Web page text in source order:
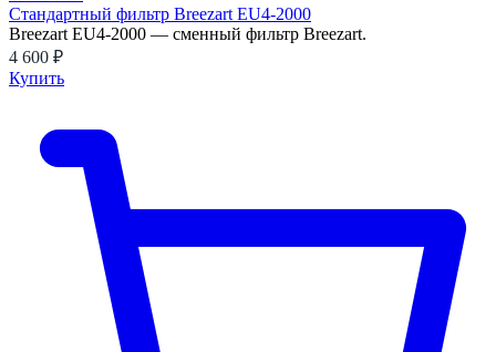
Стандартный фильтр Breezart EU4-2000
Breezart EU4-2000 — сменный фильтр Breezart.
4 600 ₽
Купить